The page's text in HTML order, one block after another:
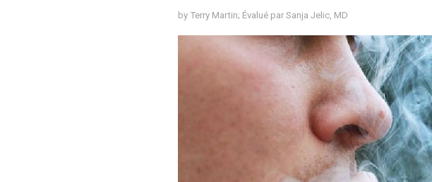
by Terry Martin; Évalué par Sanja Jelic, MD